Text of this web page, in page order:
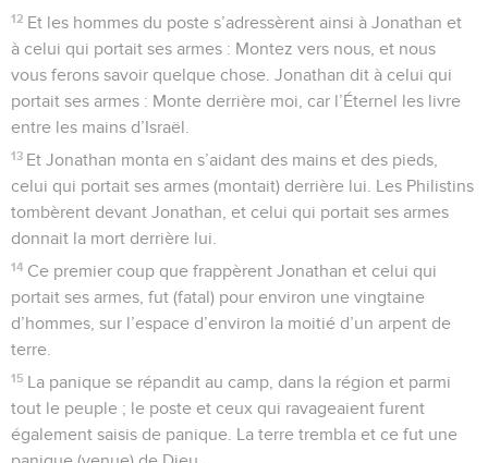
12 Et les hommes du poste s’adressèrent ainsi à Jonathan et
à celui qui portait ses armes : Montez vers nous, et nous
vous ferons savoir quelque chose. Jonathan dit à celui qui
portait ses armes : Monte derrière moi, car l’Éternel les livre
entre les mains d’Israël.
13 Et Jonathan monta en s’aidant des mains et des pieds,
celui qui portait ses armes (montait) derrière lui. Les Philistins
tombèrent devant Jonathan, et celui qui portait ses armes
donnait la mort derrière lui.
14 Ce premier coup que frappèrent Jonathan et celui qui
portait ses armes, fut (fatal) pour environ une vingtaine
d’hommes, sur l’espace d’environ la moitié d’un arpent de
terre.
15 La panique se répandit au camp, dans la région et parmi
tout le peuple ; le poste et ceux qui ravageaient furent
également saisis de panique. La terre trembla et ce fut une